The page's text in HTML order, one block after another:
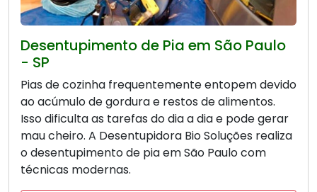
Desentupimento de Pia em São Paulo
- SP
Pias de cozinha frequentemente entopem devido
ao acúmulo de gordura e restos de alimentos.
Isso dificulta as tarefas do dia a dia e pode gerar
mau cheiro. A Desentupidora Bio Soluções realiza
o desentupimento de pia em São Paulo com
técnicas modernas.